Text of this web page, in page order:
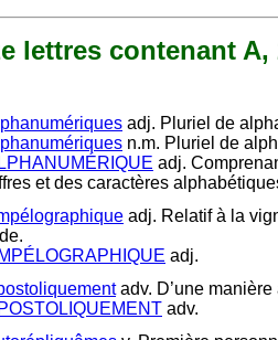
lettres contenant A,
adj. Pluriel de
n.m. Pluriel de
adj.
et des caractères
adj. Relatif à la
adj.
adv. D’une manière
adv.